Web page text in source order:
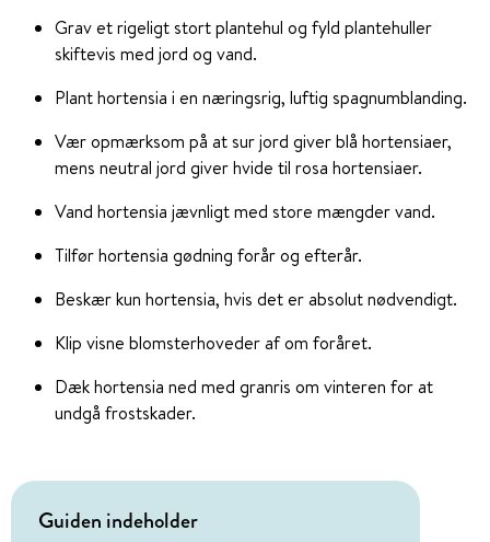
Grav et rigeligt stort plantehul og fyld plantehuller
skiftevis med jord og vand.
Plant hortensia i en næringsrig, luftig spagnumblanding.
Vær opmærksom på at sur jord giver blå hortensiaer,
mens neutral jord giver hvide til rosa hortensiaer.
Vand hortensia jævnligt med store mængder vand.
Tilfør hortensia gødning forår og efterår.
Beskær kun hortensia, hvis det er absolut nødvendigt.
Klip visne blomsterhoveder af om foråret.
Dæk hortensia ned med granris om vinteren for at
undgå frostskader.
Guiden indeholder